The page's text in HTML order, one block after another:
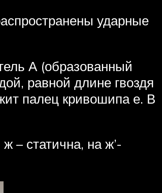
ударные
А (образованный
равной длине гвоздя
палец кривошипа е. В
– статична, на ж’-